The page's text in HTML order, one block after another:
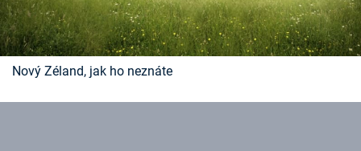
Nový Zéland, jak ho neznáte